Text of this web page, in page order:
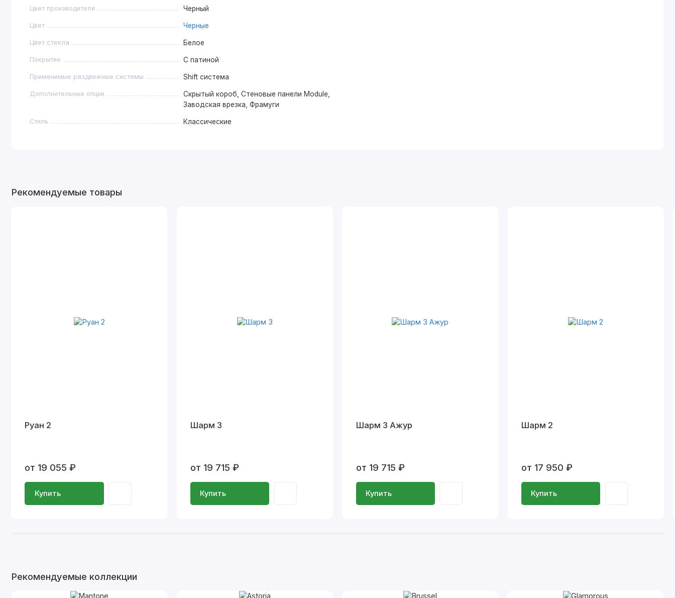
Цвет производителя Черный
Цвет Черные
Цвет стекла Белое
Покрытие С патиной
Применимые раздвижные системы Shift система
Дополнительные опции
Скрытый короб, Стеновые панели Module,
Заводская врезка, Фрамуги
Стиль Классические
Рекомендуемые товары
Руан 2
от 19 055 ₽
Купить
Шарм 3
от 19 715 ₽
Купить
Шарм 3 Ажур
от 19 715 ₽
Купить
Шарм 2
от 17 950 ₽
Купить
Рекомендуемые коллекции